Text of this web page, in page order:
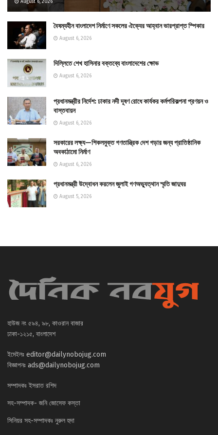
August 6, 2026
বৈষম্যহীন বাংলাদেশ নির্মাণে সকলের ঐক্যের আহ্বান ভারপ্রাপ্ত স্পিকার
August 6, 2026
দিল্লিতে শেখ হাসিনার বক্তব্যে বাংলাদেশের ক্ষোভ
August 6, 2026
প্রধানমন্ত্রীর নির্দেশ: ঢাকার নদী দূষণ রোধে কার্যকর কর্মপরিকল্পনা প্রণয়ন ও
বাস্তবায়ন
August 6, 2026
সরকারের লক্ষ্য—শিকলমুক্ত গণতান্ত্রিক দেশ গড়ার জন্য প্রাতিষ্ঠানিক
অবকাঠামো নির্মাণ
August 6, 2026
প্রধানমন্ত্রী উদ্বোধন করলেন জুলাই গণঅভ্যুত্থান স্মৃতি জাদুঘর
August 5, 2026
হাউজ নং ৫৯৪, ৯৮, কাওরান বাজার
ঢাকা-১২১৫, বাংলাদেশ
ইমেইলঃ editor@dailynobojug.com
বিজ্ঞাপনঃ ads@dailynobojug.com
সম্পাদকঃ ইসরাত রশিদ
সহ-সম্পাদক- জনি জোসেফ কস্তা
সিনিয়র সহ-সম্পাদকঃ নুরুল হুদা